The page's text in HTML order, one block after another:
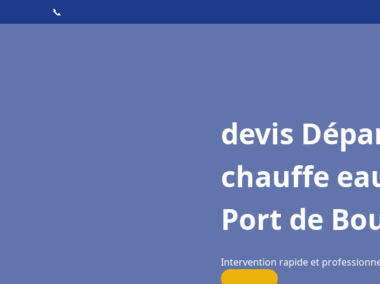
📞
devis
chauffe
Port de
Intervention rapide et